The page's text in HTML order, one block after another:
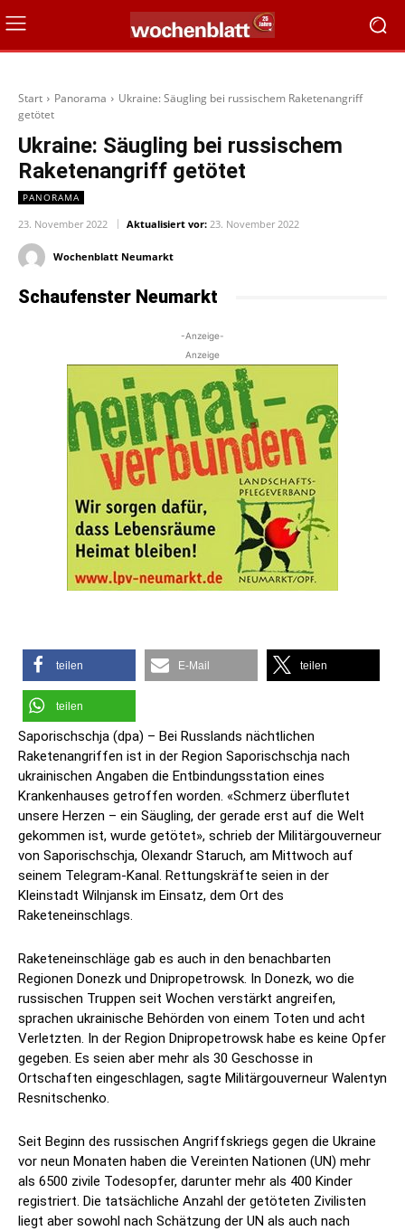
Start Panorama
Ukraine: Säugling bei russischem Raketenangriff
getötet
Ukraine: Säugling bei russischem
Raketenangriff getötet
PANORAMA
23. November 2022 Aktualisiert vor: 23. November 2022
Wochenblatt Neumarkt
Schaufenster Neumarkt
-Anzeige-
Anzeige
teilen E-Mail teilen
teilen
Saporischschja (dpa) – Bei Russlands nächtlichen
Raketenangriffen ist in der Region Saporischschja nach
ukrainischen Angaben die Entbindungsstation eines
Krankenhauses getroffen worden. «Schmerz überflutet
unsere Herzen – ein Säugling, der gerade erst auf die Welt
gekommen ist, wurde getötet», schrieb der Militärgouverneur
von Saporischschja, Olexandr Staruch, am Mittwoch auf
seinem Telegram-Kanal. Rettungskräfte seien in der
Kleinstadt Wilnjansk im Einsatz, dem Ort des
Raketeneinschlags.
Raketeneinschläge gab es auch in den benachbarten
Regionen Donezk und Dnipropetrowsk. In Donezk, wo die
russischen Truppen seit Wochen verstärkt angreifen,
sprachen ukrainische Behörden von einem Toten und acht
Verletzten. In der Region Dnipropetrowsk habe es keine Opfer
gegeben. Es seien aber mehr als 30 Geschosse in
Ortschaften eingeschlagen, sagte Militärgouverneur Walentyn
Resnitschenko.
Seit Beginn des russischen Angriffskriegs gegen die Ukraine
vor neun Monaten haben die Vereinten Nationen (UN) mehr
als 6500 zivile Todesopfer, darunter mehr als 400 Kinder
registriert. Die tatsächliche Anzahl der getöteten Zivilisten
liegt aber sowohl nach Schätzung der UN als auch nach